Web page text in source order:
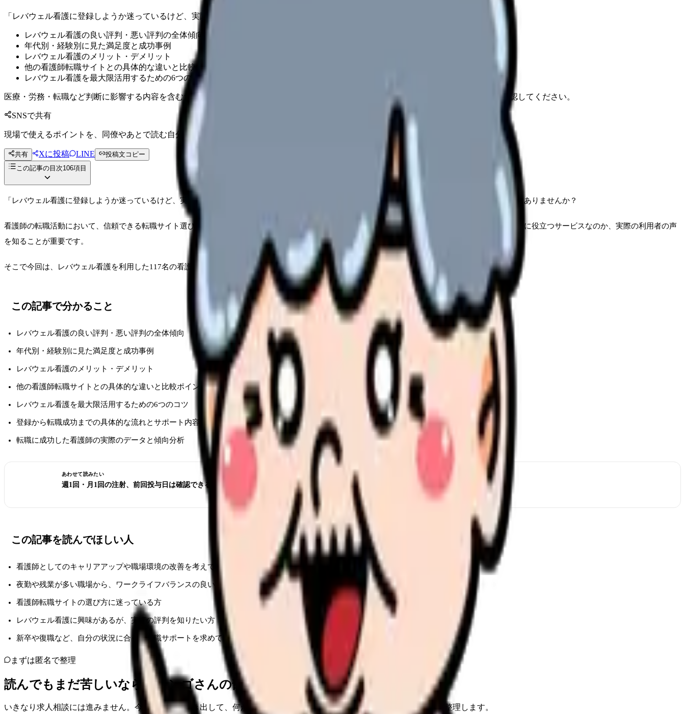
「レバウェル看護に登録しようか迷っているけど、実際の評判はどうなの？
レバウェル看護の良い評判・悪い評判の全体傾向
年代別・経験別に見た満足度と成功事例
レバウェル看護のメリット・デメリット
他の看護師転職サイトとの具体的な違いと比較ポイント
レバウェル看護を最大限活用するための6つのコツ
医療・労務・転職など判断に影響する内容を含むため、制度やサービスの最新条件は公的機関・勤務先・各サービス公式情報もあわせて確認してください。
SNSで共有
現場で使えるポイントを、同僚やあとで読む自分向けに残せます。
共有 Xに投稿 LINE
投稿文コピー
この記事の目次106項目
「レバウェル看護に登録しようか迷っているけど、実際の評判はどうなの？」「他の看護師転職サイトと比べて何が違うの？」そんな疑問をお持ちではありませんか？
看護師の転職活動において、信頼できる転職サイト選びは成功への第一歩です。しかし、公式サイトの情報だけでは実際の使用感はわかりません。本当に役立つサービスなのか、実際の利用者の声
を知ることが重要です。
そこで今回は、レバウェル看護を利用した117名の看護師から集めた生の声をもとに、サービスの実態を徹底分析しました。
この記事で分かること
レバウェル看護の良い評判・悪い評判の全体傾向
年代別・経験別に見た満足度と成功事例
レバウェル看護のメリット・デメリット
他の看護師転職サイトとの具体的な違いと比較ポイント
レバウェル看護を最大限活用するための6つのコツ
登録から転職成功までの具体的な流れとサポート内容
転職に成功した看護師の実際のデータと傾向分析
あわせて読みたい
週1回・月1回の注射、前回投与日は確認できる？看護師の投与間隔チェック
この記事を読んでほしい人
看護師としてのキャリアアップや職場環境の改善を考えている方
夜勤や残業が多い職場から、ワークライフバランスの良い職場への転職を検討している方
看護師転職サイトの選び方に迷っている方
レバウェル看護に興味があるが、実際の評判を知りたい方
新卒や復職など、自分の状況に合った転職サポートを求めている方
まずは匿名で整理
読んでもまだ苦しいなら、カンゴさんの部屋で少し話してみませんか。
いきなり求人相談には進みません。今の気持ちを吐き出して、何がつらいのか、辞めるべきか、少し休むべきかを一緒に整理します。